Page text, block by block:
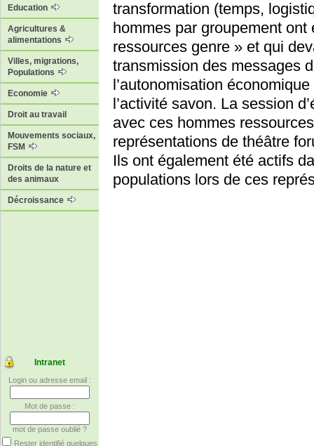
Education
Agricultures &
alimentations
Villes, migrations,
Populations
Economie
Droit au travail
Mouvements sociaux,
FSM
Droits de la nature et
des animaux
Décroissance
Intranet
Login ou adresse email :
Mot de passe :
mot de passe oublié ?
Rester identifié quelques
transformation (temps,
hommes par groupement
ressources genre » et qui
transmission des messages
l’autonomisation
l’activité savon. La session
avec ces hommes
représentations de théâtre
Ils ont également été actifs
populations lors de ces